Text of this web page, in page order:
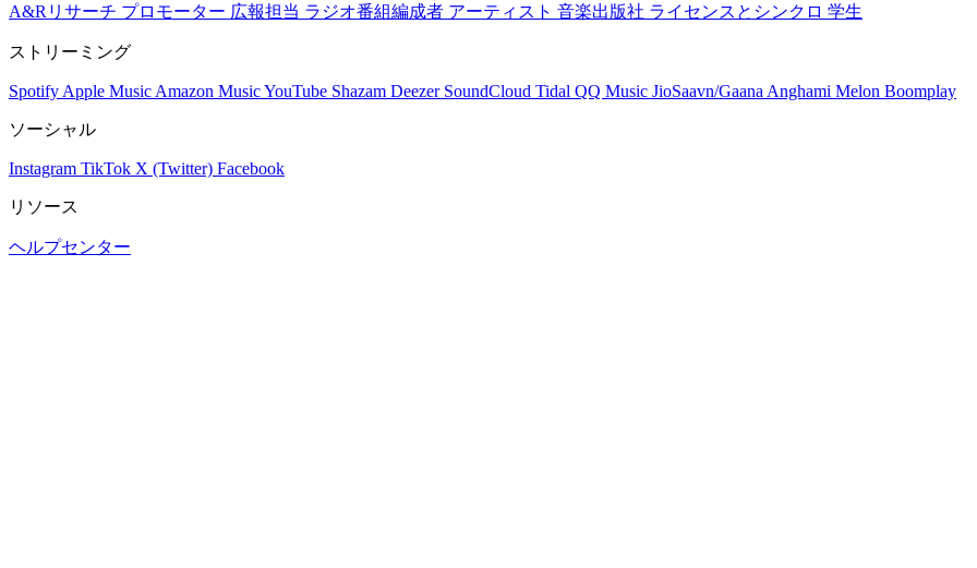
A&Rリサーチ プロモーター 広報担当 ラジオ番組編成者 アーティスト 音楽出版社 ライセンスとシンクロ 学生
ストリーミング
Spotify Apple Music Amazon MusicYouTube Shazam Deezer SoundCloud Tidal QQ Music JioSaavn/Gaana Anghami Melon Boomplay
ソーシャル
Instagram TikTok X (Twitter) Facebook
リソース
ヘルプセンター